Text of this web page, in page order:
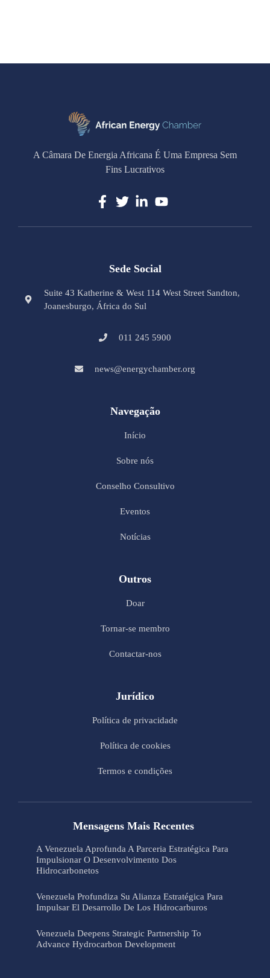
A Câmara De Energia Africana É Uma Empresa Sem
Fins Lucrativos
Sede Social
Suite 43 Katherine & West 114 West Street Sandton,
Joanesburgo, África do Sul
011 245 5900
news@energychamber.org
Navegação
Início
Sobre nós
Conselho Consultivo
Eventos
Notícias
Outros
Doar
Tornar-se membro
Contactar-nos
Jurídico
Política de privacidade
Política de cookies
Termos e condições
Mensagens Mais Recentes
A Venezuela Aprofunda A Parceria Estratégica Para
Impulsionar O Desenvolvimento Dos
Hidrocarbonetos
Venezuela Profundiza Su Alianza Estratégica Para
Impulsar El Desarrollo De Los Hidrocarburos
Venezuela Deepens Strategic Partnership To
Advance Hydrocarbon Development